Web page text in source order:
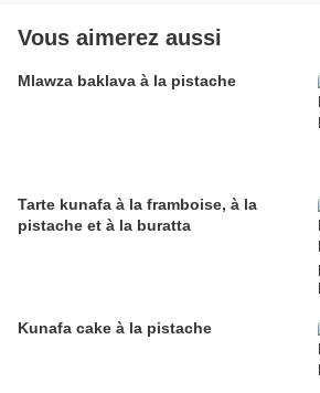
Vous aimerez aussi
Mlawza baklava à la pistache
Tarte kunafa à la framboise, à la
pistache et à la buratta
Kunafa cake à la pistache